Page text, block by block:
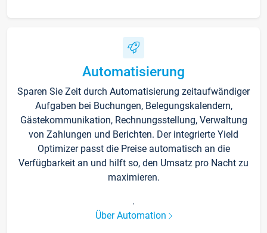
Automatisierung
Sparen Sie Zeit durch Automatisierung zeitaufwändiger
Aufgaben bei Buchungen, Belegungskalendern,
Gästekommunikation, Rechnungsstellung, Verwaltung
von Zahlungen und Berichten. Der integrierte Yield
Optimizer passt die Preise automatisch an die
Verfügbarkeit an und hilft so, den Umsatz pro Nacht zu
maximieren.
.
Über Automation